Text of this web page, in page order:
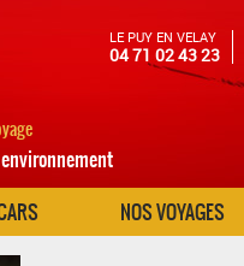
LE PUY EN VELAY
04 71 02 43 23
NOS VOYAGES